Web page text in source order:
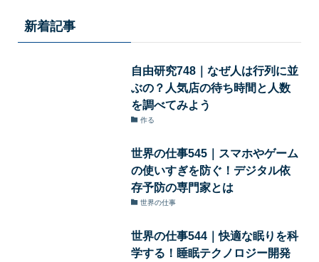
新着記事
自由研究748｜なぜ人は行列に並
ぶの？人気店の待ち時間と人数
を調べてみよう
作る
世界の仕事545｜スマホやゲーム
の使いすぎを防ぐ！デジタル依
存予防の専門家とは
世界の仕事
世界の仕事544｜快適な眠りを科
学する！睡眠テクノロジー開発